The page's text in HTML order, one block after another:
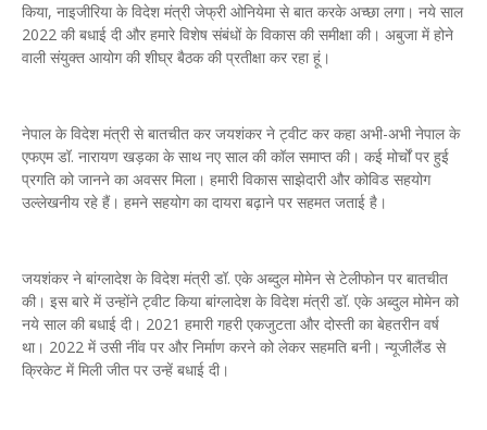
किया, नाइजीरिया के विदेश मंत्री जेफ्री ओनियेमा से बात करके अच्छा लगा। नये साल
2022 की बधाई दी और हमारे विशेष संबंधों के विकास की समीक्षा की। अबुजा में होने
वाली संयुक्त आयोग की शीघ्र बैठक की प्रतीक्षा कर रहा हूं।
नेपाल के विदेश मंत्री से बातचीत कर जयशंकर ने ट्वीट कर कहा अभी-अभी नेपाल के
एफएम डॉ. नारायण खड़का के साथ नए साल की कॉल समाप्त की। कई मोर्चों पर हुई
प्रगति को जानने का अवसर मिला। हमारी विकास साझेदारी और कोविड सहयोग
उल्लेखनीय रहे हैं। हमने सहयोग का दायरा बढ़ाने पर सहमत जताई है।
जयशंकर ने बांग्लादेश के विदेश मंत्री डॉ. एके अब्दुल मोमेन से टेलीफोन पर बातचीत
की। इस बारे में उन्होंने ट्वीट किया बांग्लादेश के विदेश मंत्री डॉ. एके अब्दुल मोमेन को
नये साल की बधाई दी। 2021 हमारी गहरी एकजुटता और दोस्ती का बेहतरीन वर्ष
था। 2022 में उसी नींव पर और निर्माण करने को लेकर सहमति बनी। न्यूजीलैंड से
क्रिकेट में मिली जीत पर उन्हें बधाई दी।